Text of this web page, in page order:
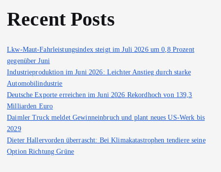
Recent Posts
Lkw-Maut-Fahrleistungsindex steigt im Juli 2026 um 0,8 Prozent
gegenüber Juni
Industrieproduktion im Juni 2026: Leichter Anstieg durch starke
Automobilindustrie
Deutsche Exporte erreichen im Juni 2026 Rekordhoch von 139,3
Milliarden Euro
Daimler Truck meldet Gewinneinbruch und plant neues US-Werk bis
2029
Dieter Hallervorden überrascht: Bei Klimakatastrophen tendiere seine
Option Richtung Grüne